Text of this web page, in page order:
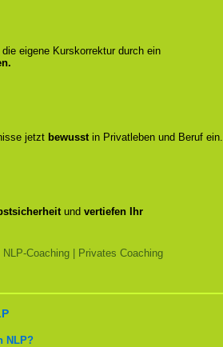
eigene Kurskorrektur durch ein
jetzt bewusstin Privatleben und Beruf ein.
und vertiefen Ihr
Coaching | Privates Coaching
NLP?